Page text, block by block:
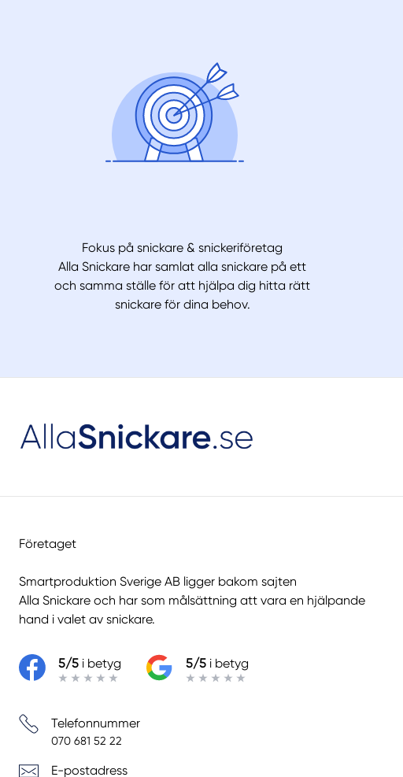
Fokus på snickare & snickeriföretag
Alla Snickare har samlat alla snickare på ett
och samma ställe för att hjälpa dig hitta rätt
snickare för dina behov.
Företaget
Smartproduktion Sverige AB ligger bakom sajten
Alla Snickare och har som målsättning att vara en hjälpande
hand i valet av snickare.
5/5 i betyg 5/5 i betyg
Telefonnummer
070 681 52 22
E-postadress